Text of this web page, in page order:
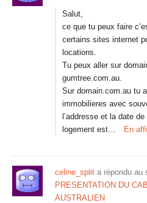
Salut,
ce que tu peux faire
certains sites internet
locations.
Tu peux aller sur
gumtree.com.au.
Sur domain.com.au tu
immobilieres avec
l’addresse et la date
logement est…
En
celine_split a répondu au
PRESENTATION DU
AUSTRALIEN